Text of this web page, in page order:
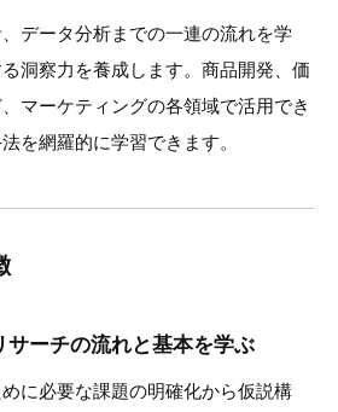
データ分析までの一連の流れを学
洞察力を養成します。商品開発、価
マーケティングの各領域で活用でき
を網羅的に学習できます。
サーチの流れと基本を学ぶ
に必要な課題の明確化から仮説構